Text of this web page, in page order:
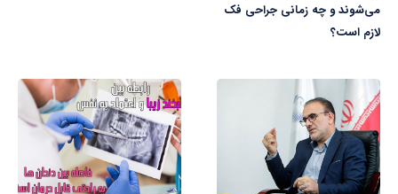
می‌شوند و چه زمانی جراحی فک
لازم است؟